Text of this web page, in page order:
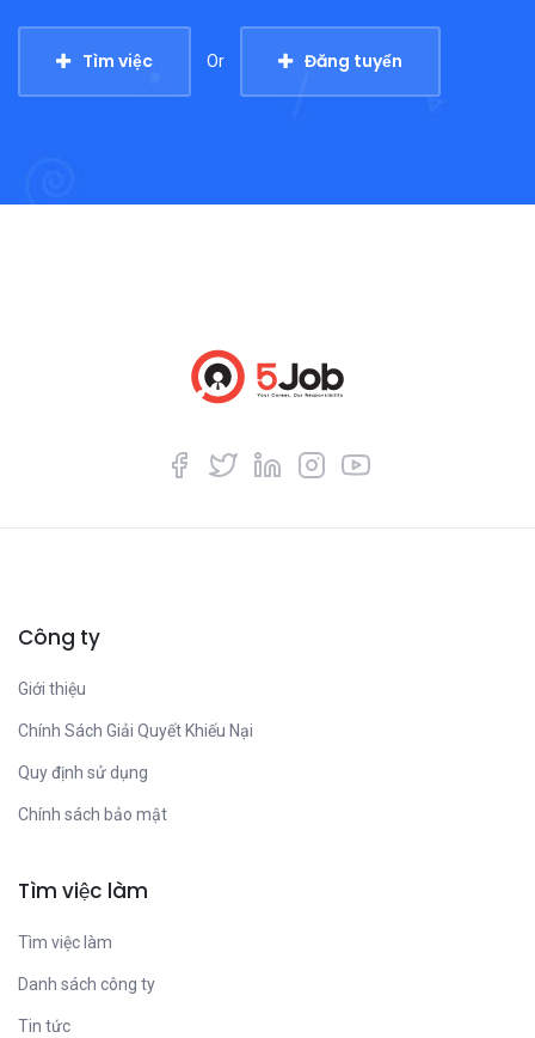
Tìm việc Or Đăng tuyển
Công ty
Giới thiệu
Chính Sách Giải Quyết Khiếu Nại
Quy định sử dụng
Chính sách bảo mật
Tìm việc làm
Tìm việc làm
Danh sách công ty
Tin tức